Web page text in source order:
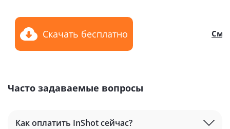
Скачать бесплатно
Часто задаваемые вопросы
Как оплатить InShot сейчас?